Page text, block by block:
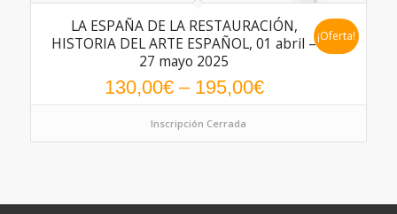
LA ESPAÑA DE LA RESTAURACIÓN,
HISTORIA DEL ARTE ESPAÑOL, 01 abril –
27 mayo 2025
130,00€– 195,00€
¡Oferta!
Inscripción Cerrada